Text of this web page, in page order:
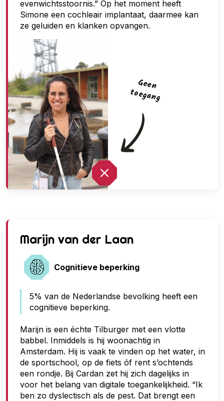
evenwichtsstoornis.” Op het moment heeft
Simone een cochleair implantaat, daarmee kan
ze geluiden en klanken opvangen.
G
een
toegan
g
G
e
o
e
g
a
n
g
Marijn van der Laan
Cognitieve beperking
5% van de Nederlandse bevolking heeft een
cognitieve beperking.
Marijn is een échte Tilburger met een vlotte
babbel. Inmiddels is hij woonachtig in
Amsterdam. Hij is vaak te vinden op het water, in
de sportschool, op de fiets óf rent s’ochtends
een rondje. Bij Cardan zet hij zich dagelijks in
voor het belang van digitale toegankelijkheid. “Ik
ben zo dyslectisch als de pest. Dat brengt een